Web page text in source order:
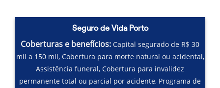
Seguro de Vida Porto
Coberturas e benefícios: Capital segurado de R$ 30
mil a 150 mil, Cobertura para morte natural ou acidental,
Assistência funeral,Cobertura para invalidez
permanente total ou parcial por acidente, Programa de